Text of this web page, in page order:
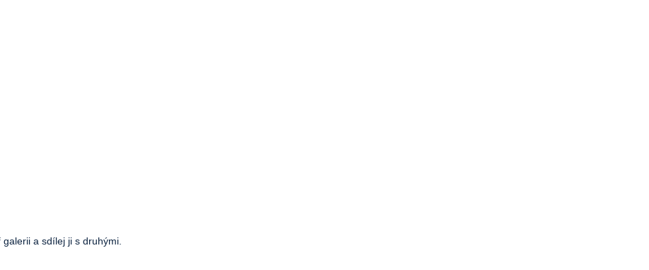
a sdílej ji s druhými.